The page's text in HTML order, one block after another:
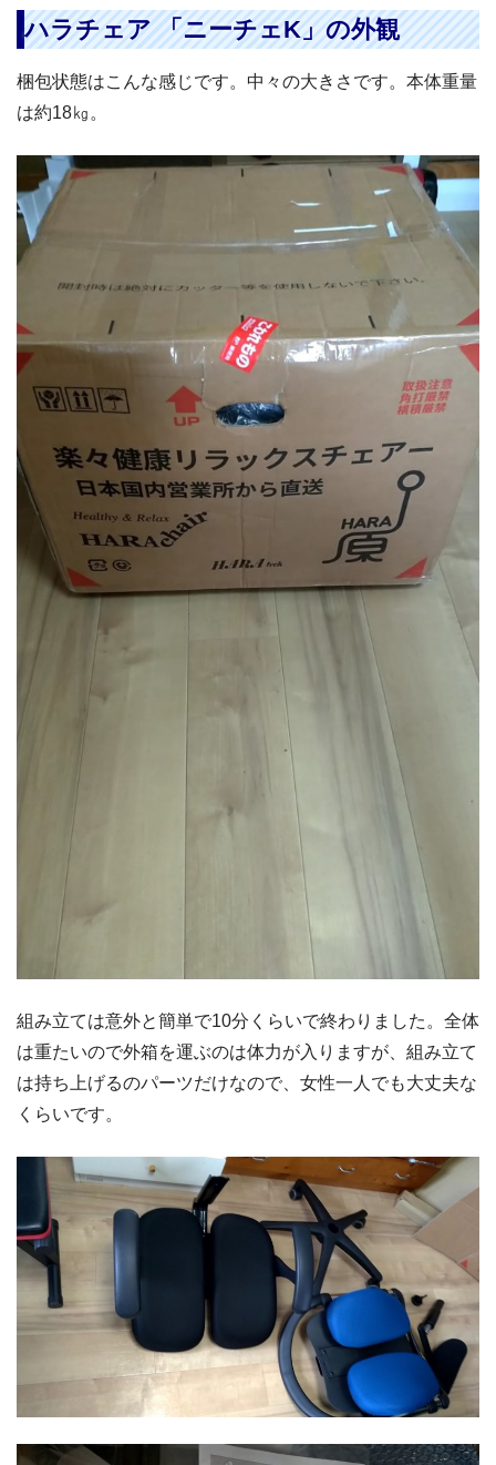
ハラチェア 「ニーチェK」の外観
梱包状態はこんな感じです。中々の大きさです。本体重量
は約18㎏。
組み立ては意外と簡単で10分くらいで終わりました。全体
は重たいので外箱を運ぶのは体力が入りますが、組み立て
は持ち上げるのパーツだけなので、女性一人でも大丈夫な
くらいです。